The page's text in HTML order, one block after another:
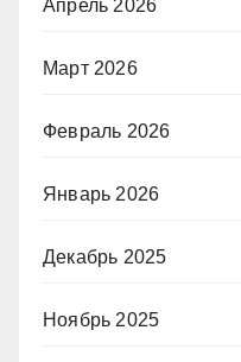
Апрель 2026
Март 2026
Февраль 2026
Январь 2026
Декабрь 2025
Ноябрь 2025